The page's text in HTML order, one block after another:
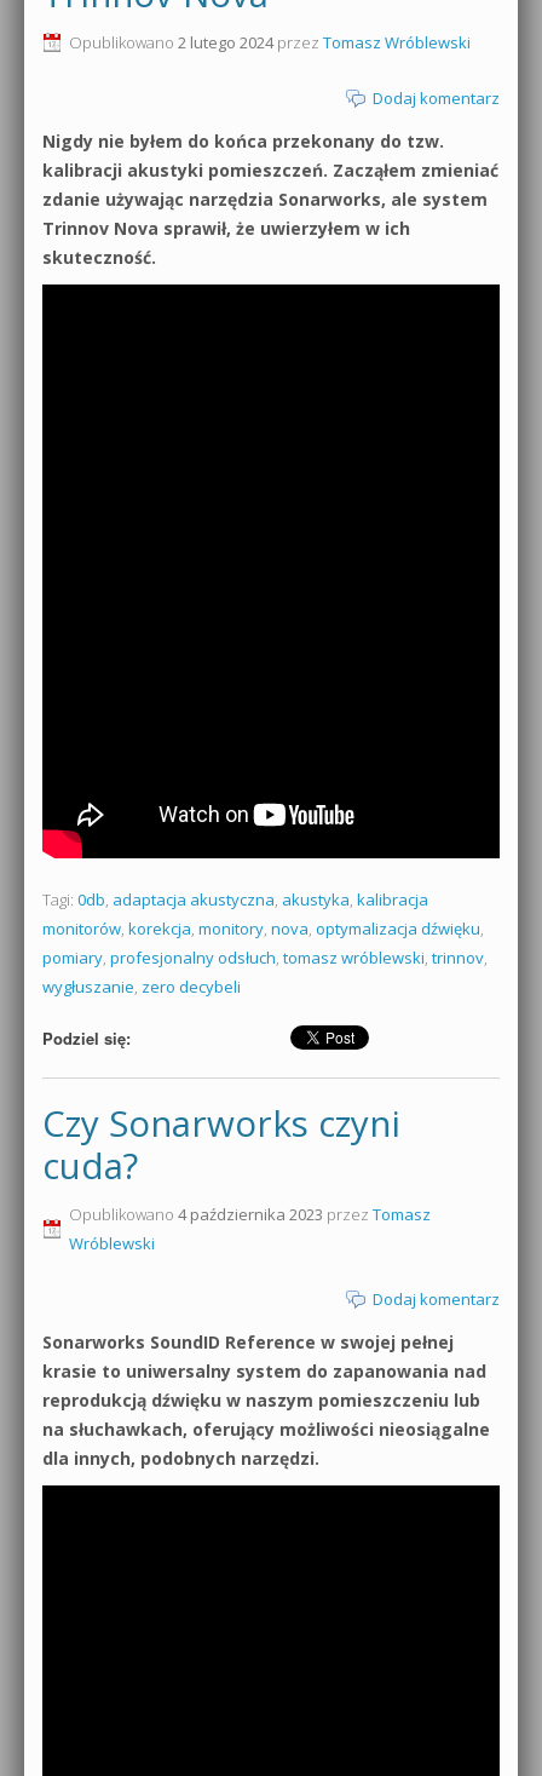
Produkcja muzyczna od podstaw
Sound Forge od podstaw
Dubstep z syntezatorem Massive
Kontakt 5 Kompendium
0dB.pl - informacje
Materiały dla mediów
Archiwum aktualności
Polityka prywatności
Opublikowano 2 lutego 2024przez Tomasz Wróblewski
Dodaj komentarz
Nigdy nie byłem do końca przekonany do tzw.
kalibracji akustyki pomieszczeń. Zacząłem zmieniać
zdanie używając narzędzia Sonarworks, ale system
Trinnov Nova sprawił, że uwierzyłem w ich
skuteczność.
Tagi: 0db, adaptacja akustyczna, akustyka, kalibracja
monitorów, korekcja, monitory, nova, optymalizacja dźwięku,
pomiary, profesjonalny odsłuch, tomasz wróblewski, trinnov,
wygłuszanie, zero decybeli
Podziel się:
Czy Sonarworks czyni
cuda?
Opublikowano 4 października 2023 przez Tomasz
Wróblewski
Dodaj komentarz
Sonarworks SoundID Reference w swojej pełnej
krasie to uniwersalny system do zapanowania nad
reprodukcją dźwięku w naszym pomieszczeniu lub
na słuchawkach, oferujący możliwości nieosiągalne
dla innych, podobnych narzędzi.